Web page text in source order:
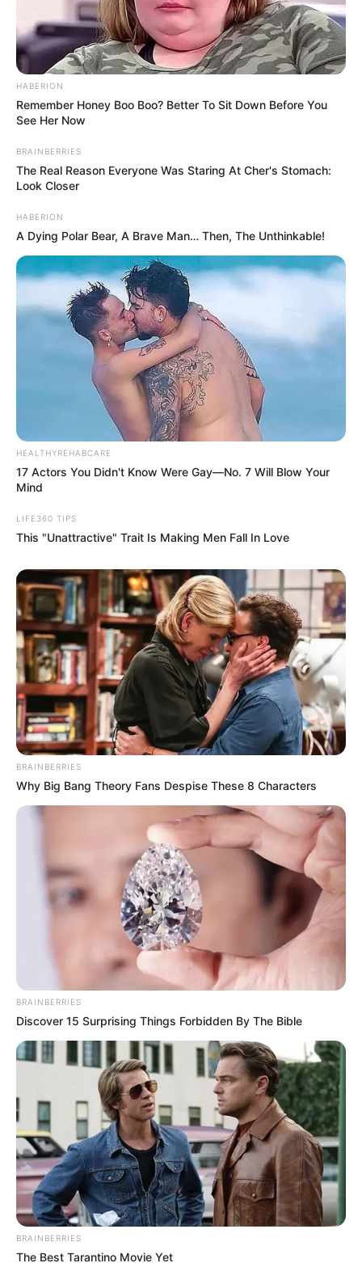
HABERION
Remember Honey Boo Boo? Better To Sit Down Before You
See Her Now
BRAINBERRIES
The Real Reason Everyone Was Staring At Cher's Stomach:
Look Closer
HABERION
A Dying Polar Bear, A Brave Man… Then, The Unthinkable!
HEALTHYREHABCARE
17 Actors You Didn't Know Were Gay—No. 7 Will Blow Your
Mind
LIFE360 TIPS
This "Unattractive" Trait Is Making Men Fall In Love
BRAINBERRIES
Why Big Bang Theory Fans Despise These 8 Characters
BRAINBERRIES
Discover 15 Surprising Things Forbidden By The Bible
BRAINBERRIES
The Best Tarantino Movie Yet